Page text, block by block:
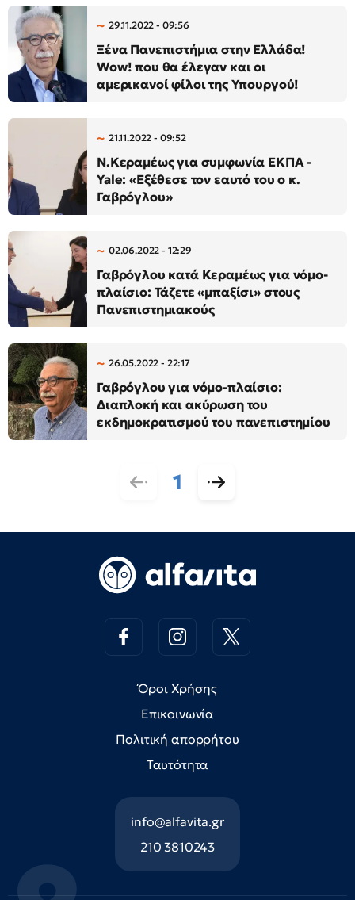
29.11.2022 - 09:56
Ξένα Πανεπιστήμια στην Ελλάδα!
Wow! που θα έλεγαν και οι
αμερικανοί φίλοι της Υπουργού!
21.11.2022 - 09:52
Ν.Κεραμέως για συμφωνία ΕΚΠΑ -
Yale: «Εξέθεσε τον εαυτό του ο κ.
Γαβρόγλου»
02.06.2022 - 12:29
Γαβρόγλου κατά Κεραμέως για νόμο-
πλαίσιο: Τάζετε «μπαξίσι» στους
Πανεπιστημιακούς
26.05.2022 - 22:17
Γαβρόγλου για νόμο-πλαίσιο:
Διαπλοκή και ακύρωση του
εκδημοκρατισμού του πανεπιστημίου
1
Όροι Χρήσης
Επικοινωνία
Πολιτική απορρήτου
Ταυτότητα
info@alfavita.gr
210 3810243